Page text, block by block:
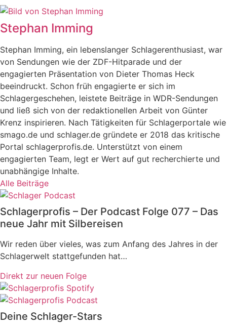
Stephan Imming
Stephan Imming, ein lebenslanger Schlagerenthusiast, war
von Sendungen wie der ZDF-Hitparade und der
engagierten Präsentation von Dieter Thomas Heck
beeindruckt. Schon früh engagierte er sich im
Schlagergeschehen, leistete Beiträge in WDR-Sendungen
und ließ sich von der redaktionellen Arbeit von Günter
Krenz inspirieren. Nach Tätigkeiten für Schlagerportale wie
smago.de und schlager.de gründete er 2018 das kritische
Portal schlagerprofis.de. Unterstützt von einem
engagierten Team, legt er Wert auf gut recherchierte und
unabhängige Inhalte.
Alle Beiträge
Schlagerprofis – Der Podcast Folge 077 – Das
neue Jahr mit Silbereisen
Wir reden über vieles, was zum Anfang des Jahres in der
Schlagerwelt stattgefunden hat…
Direkt zur neuen Folge
Deine Schlager-Stars